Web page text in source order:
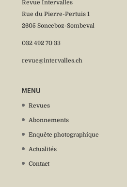
Revue Intervalles
Rue du Pierre-Pertuis 1
2605 Sonceboz-Sombeval
032 492 70 33
revue@intervalles.ch
MENU
Revues
Abonnements
Enquête photographique
Actualités
Contact